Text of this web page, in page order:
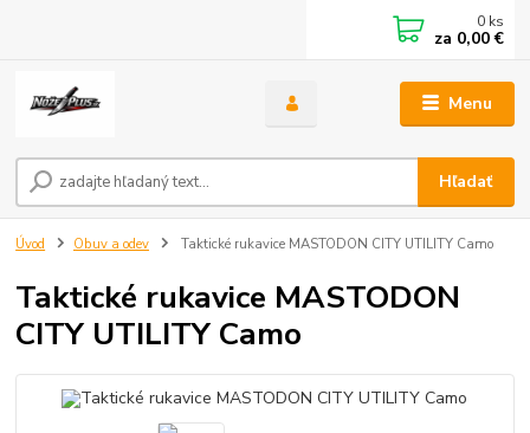
Menu
Hľadať
0 ks
za 0,00 €
Úvod Obuv a odev Taktické rukavice MASTODON CITY UTILITY Camo
Taktické rukavice MASTODON
CITY UTILITY Camo